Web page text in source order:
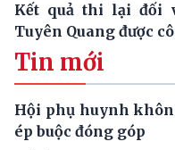
Kết quả thi lại đối
Tuyên Quang được
Tin mới
Hội phụ huynh
ép buộc đóng góp